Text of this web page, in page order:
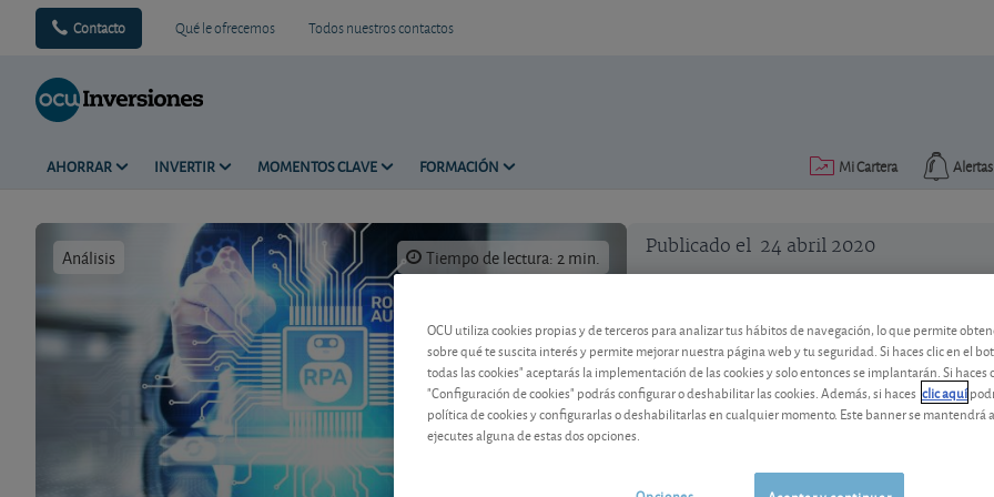
Contacto Qué le ofrecemos Todos nuestros contactos
AHORRAR INVERTIR MOMENTOS CLAVE FORMACIÓN Alertas
Mi Cartera
Análisis Tiempo de lectura: 2 min. Publicado el 24 abril 2020
Fondos del sector robótica,
El sector de la robótica cae más que el
OCU utiliza cookies propias y de terceros para analizar tus hábitos de navegación, lo que permite
sobre qué te suscita interés y permite mejorar nuestra página web y tu seguridad. Si haces clic en el
todas las cookies" aceptarás la implementación de las cookies y solo entonces se implantarán. Si haces
"Configuración de cookies" podrás configurar o deshabilitar las cookies. Además, si haces clic aquí
política de cookies y configurarlas o deshabilitarlas en cualquier momento. Este banner se mantendrá
ejecutes alguna de estas dos opciones.